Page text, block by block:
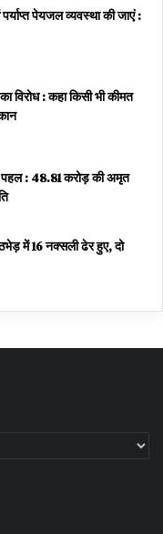
पेयजल व्यवस्था की जाएं :
विरोध : कहा किसी भी कीमत
पहल : 48.81 करोड़ की अमृत
में 16 नक्सली ढेर हुए, दो